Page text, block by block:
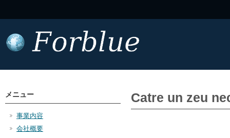
Catre un zeu
メニュー
事業内容
会社概要